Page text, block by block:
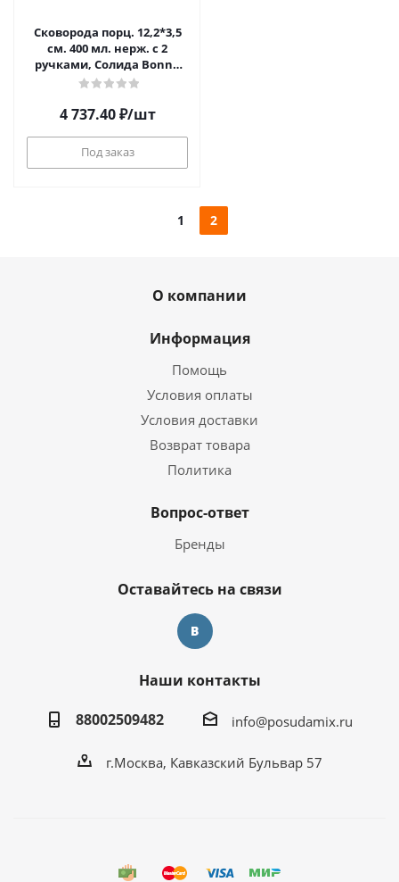
Сковорода порц. 12,2*3,5
см. 400 мл. нерж. с 2
ручками, Солида Bonna
/1/6/
4 737.40₽/шт
Под заказ
1 2
О компании
Информация
Помощь
Условия оплаты
Условия доставки
Возврат товара
Политика
Вопрос-ответ
Бренды
Оставайтесь на связи
Наши контакты
88002509482
info@posudamix.ru
г.Москва, Кавказский Бульвар 57